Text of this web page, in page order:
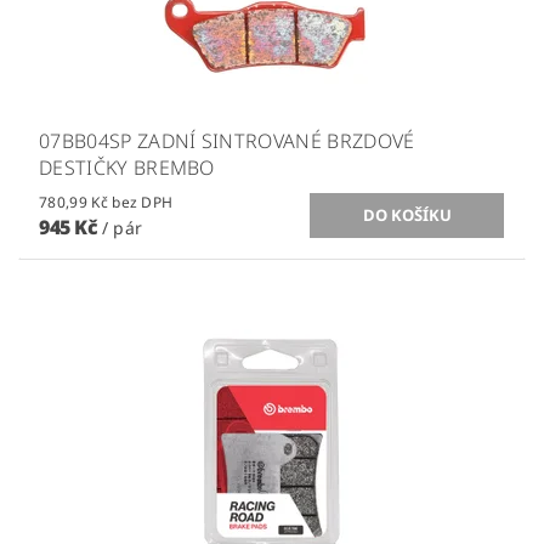
07BB04SP ZADNÍ SINTROVANÉ BRZDOVÉ
DESTIČKY BREMBO
780,99 Kč bez DPH
945 Kč / pár